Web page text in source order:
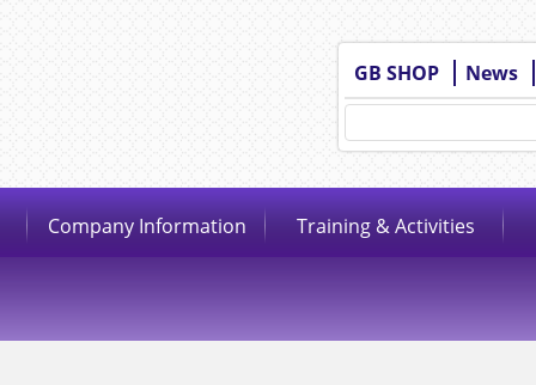
GB SHOP News
Company Information Training & Activities